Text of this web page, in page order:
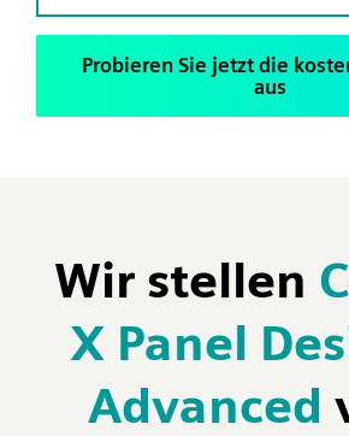
Probieren Sie jetzt die
aus
Wir stellen
X Panel
Advanced